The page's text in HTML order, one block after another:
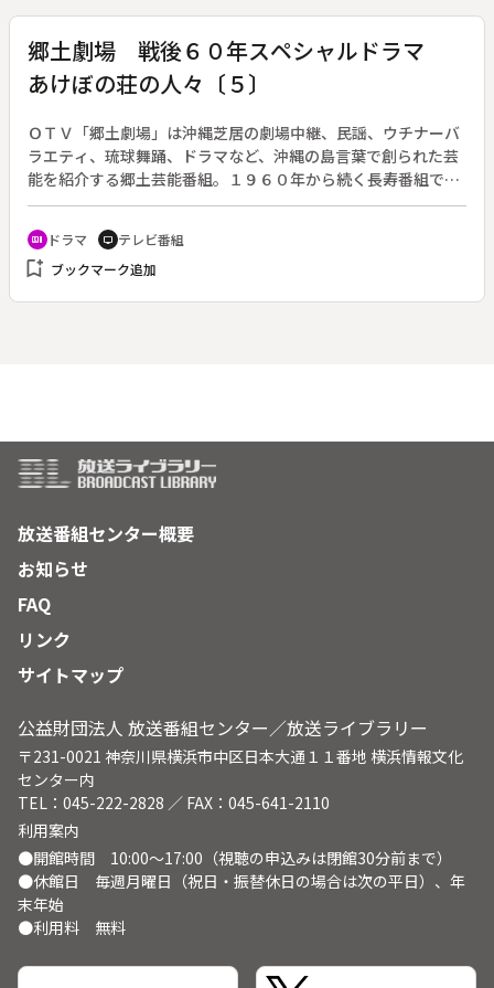
い絵本を作るためのアクティブな活動をはじめた関屋さんの情
熱と、絵本に込められた未来への熱いメッセージを伝える。
郷土劇場 戦後６０年スペシャルドラマ
あけぼの荘の人々〔５〕
ＯＴＶ「郷土劇場」は沖縄芝居の劇場中継、民謡、ウチナーバ
ラエティ、琉球舞踊、ドラマなど、沖縄の島言葉で創られた芸
能を紹介する郷土芸能番組。１９６０年から続く長寿番組で、
「あけぼの荘の人々」は沖縄県南部の奥武島（おうじま）の民
宿・あけぼの荘を舞台にしたホームドラマ。◆フリーカメラマ
ンの康彦は、がんで病床にある父親から沖縄戦の悲劇と、その
なかでの淡いロマンスを聞かされる。仕事も家庭も行き詰って
recent_actors ドラマ tv テレビ番組
bookmark_add ブックマーク追加
放送番組センター概要
お知らせ
FAQ
リンク
サイトマップ
公益財団法人 放送番組センター／放送ライブラリー
〒231-0021 神奈川県横浜市中区日本大通１１番地 横浜情報文化
センター内
TEL：045-222-2828 ／ FAX：045-641-2110
利用案内
●開館時間 10:00～17:00（視聴の申込みは閉館30分前まで）
●休館日 毎週月曜日（祝日・振替休日の場合は次の平日）、年
末年始
●利用料 無料